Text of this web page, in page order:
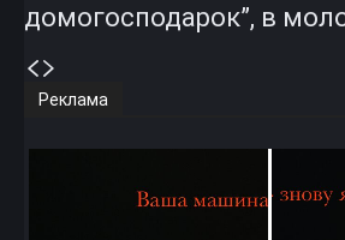
домогосподарок”, в
Реклама